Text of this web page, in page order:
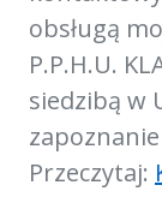
obsługą
P.P.H.U.
siedzibą w
Przeczytaj: